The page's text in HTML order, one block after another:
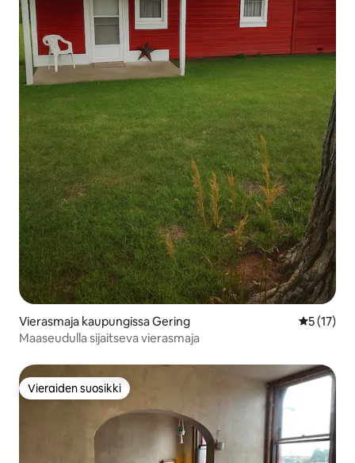
Vierasmaja kaupungissa Gering
5 (17)
Maaseudulla sijaitseva vierasmaja
Vieraiden suosikki
Vieraiden suosikki